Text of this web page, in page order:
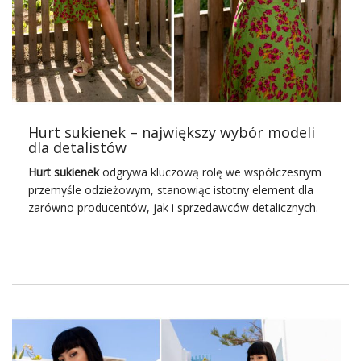
kilka zalet i właściwości sukienek z falbaną, które
wpływają pozytywnie na damską sylwetkę:
Lekkość i Subtelność:
Falbany dodają sukience lekkości i
subtelności, tworząc delikatne linie, które
falban podczas poruszania się dodaje uroku i
romantyzmu.
Unikalność i Indywidualny Styl:
Bogactwo fasonów i różnorodność wzorów
falban pozwalają każdej kobiecie znaleźć
…
Hurt sukienek – największy wybór modeli
dla detalistów
Hurt sukienekodgrywa kluczową rolę we współczesnym
przemyśle odzieżowym, stanowiąc istotny element dla
zarówno producentów, jak i sprzedawców detalicznych.
Jakie znaczenie ma hurt sukienek